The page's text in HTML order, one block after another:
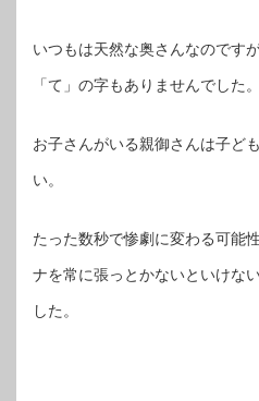
いつもは天然な奥さんなのです
「て」の字もありませんでした。
お子さんがいる親御さんは子ど
い。
たった数秒で惨劇に変わる可能
ナを常に張っとかないといけな
した。